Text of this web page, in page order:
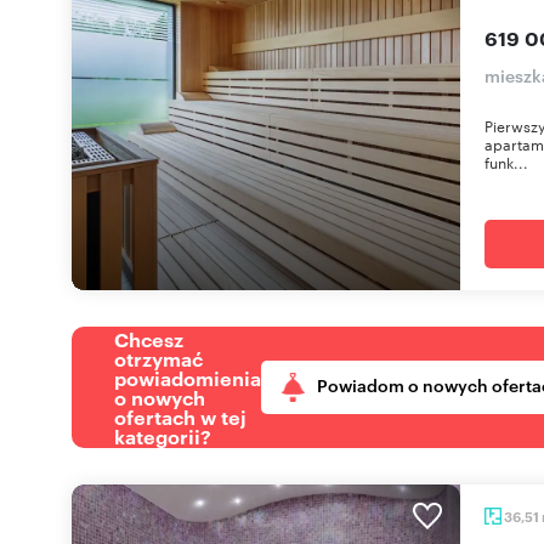
619
funk...
Chcesz
otrzymać
powiadomienia
o nowych
ofertach w tej
kategorii?
Powiadom o nowych
36,51